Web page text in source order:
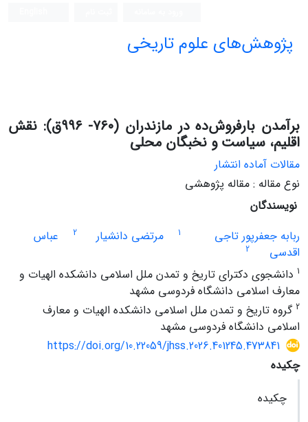
پژوهش‌های علوم تاریخی
برآمدن بارفروش‌ده در مازندران (۷۶۰- ۹۹۶ق): نقش
اقلیم، سیاست و نخبگان محلی
مقالات آماده انتشار
نوع مقاله : مقاله پژوهشی
نویسندگان
ربابه جعفرپور تاجی
1 مرتضی دانشیار 2
عباس
اقدسی
2
1 دانشجوی دکترای تاریخ و تمدن ملل اسلامی دانشکده الهیات و
معارف اسلامی دانشگاه فردوسی مشهد
2 گروه تاریخ و تمدن ملل اسلامی دانشکده الهیات و معارف
اسلامی دانشگاه فردوسی مشهد
https://doi.org/10.22059/jhss.2026.401245.473841
چکیده
چکیده